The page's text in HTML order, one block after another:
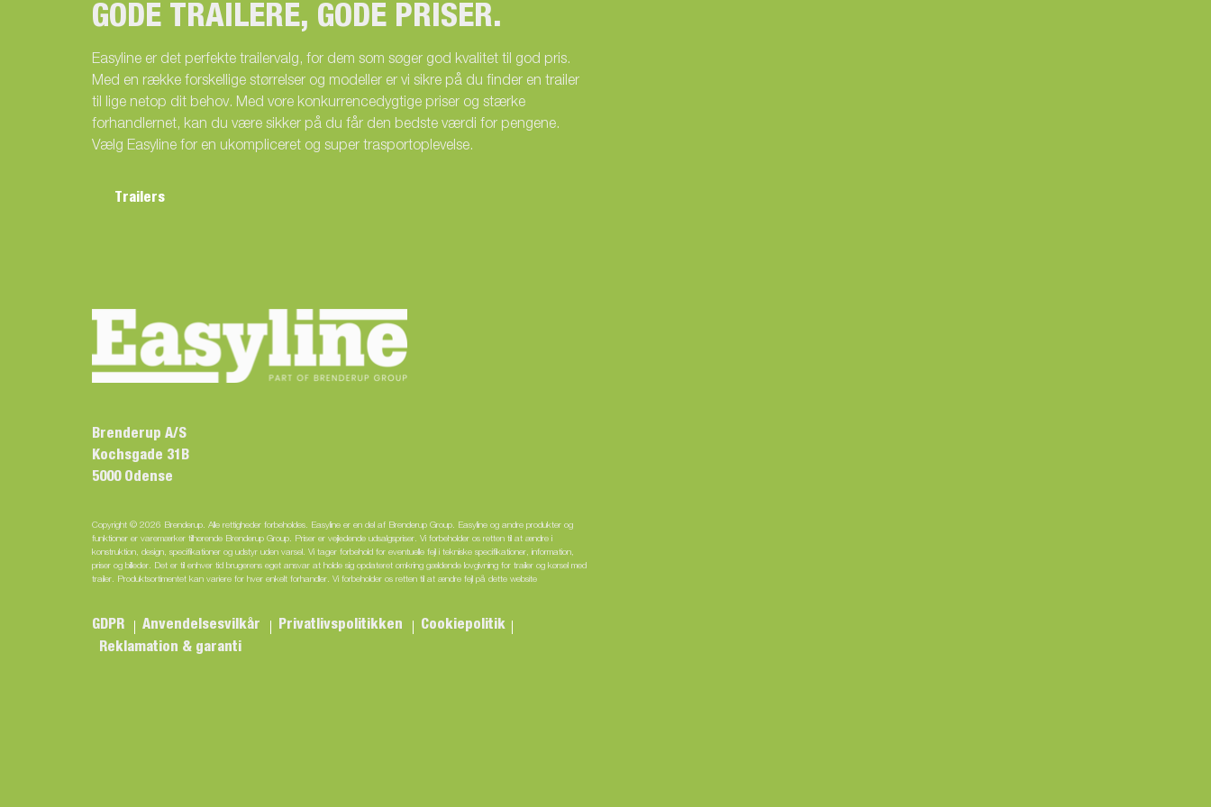
GODE TRAILERE, GODE PRISER.
Easyline er det perfekte trailervalg, for dem som søger god kvalitet til god pris.
Med en række forskellige størrelser og modeller er vi sikre på du finder en trailer
til lige netop dit behov. Med vore konkurrencedygtige priser og stærke
forhandlernet, kan du være sikker på du får den bedste værdi for pengene.
Vælg Easyline for en ukompliceret og super trasportoplevelse.
Trailers
Brenderup A/S
Kochsgade 31B
5000 Odense
Copyright © 2026 Brenderup. Alle rettigheder forbeholdes. Easyline er en del af Brenderup Group. Easyline og andre produkter og
funktioner er varemærker tilhørende Brenderup Group. Priser er vejledende udsalgspriser. Vi forbeholder os retten til at ændre i
konstruktion, design, specifikationer og udstyr uden varsel. Vi tager forbehold for eventuelle fejl i tekniske specifikationer, information,
priser og billeder. Det er til enhver tid brugerens eget ansvar at holde sig opdateret omkring gældende lovgivning for trailer og kørsel med
trailer. Produktsortimentet kan variere for hver enkelt forhandler. Vi forbeholder os retten til at ændre fejl på dette website
GDPR Anvendelsesvilkår Privatlivspolitikken
Cookiepolitik
Reklamation & garanti